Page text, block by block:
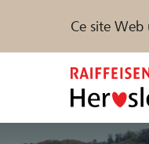
Ce site Web